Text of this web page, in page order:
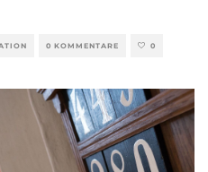
0 KOMMENTARE 0